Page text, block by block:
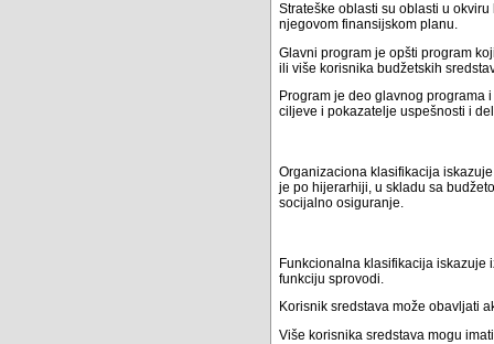
Strateške oblasti su oblasti u
njegovom finansijskom planu.
Glavni program je opšti program
ili više korisnika budžetskih
Program je deo glavnog programa
ciljeve i pokazatelje uspešnosti i
Organizaciona klasifikacija
je po hijerarhiji, u skladu sa
socijalno osiguranje.
Funkcionalna klasifikacija iskazuje
funkciju sprovodi.
Korisnik sredstava može obavljati
Više korisnika sredstava mogu